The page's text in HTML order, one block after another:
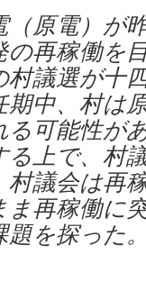
原電）が
再稼働を
村議選が十
期中、村は
る可能性が
る上で、村
村議会は再
ま再稼働に
題を探っ